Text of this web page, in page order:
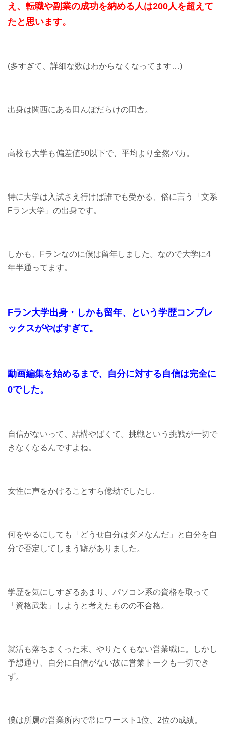
え、転職や副業の成功を納める人は200人を超えて
たと思います。
(多すぎて、詳細な数はわからなくなってます…)
出身は関西にある田んぼだらけの田舎。
高校も大学も偏差値50以下で、平均より全然バカ。
特に大学は入試さえ行けば誰でも受かる、俗に言う「文系
Fラン大学」の出身です。
しかも、Fランなのに僕は留年しました。なので大学に4
年半通ってます。
Fラン大学出身・しかも留年、という学歴コンプレ
ックスがやばすぎて。
動画編集を始めるまで、自分に対する自信は完全に
0でした。
自信がないって、結構やばくて。挑戦という挑戦が一切で
きなくなるんですよね。
女性に声をかけることすら億劫でしたし.
何をやるにしても「どうせ自分はダメなんだ」と自分を自
分で否定してしまう癖がありました。
学歴を気にしすぎるあまり、パソコン系の資格を取って
「資格武装」しようと考えたものの不合格。
就活も落ちまくった末、やりたくもない営業職に。しかし
予想通り、自分に自信がない故に営業トークも一切でき
ず。
僕は所属の営業所内で常にワースト1位、2位の成績。